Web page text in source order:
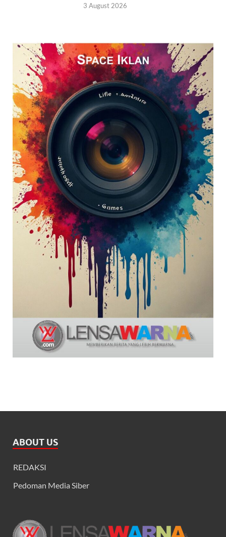
3 August 2026
ABOUT US
REDAKSI
Pedoman Media Siber